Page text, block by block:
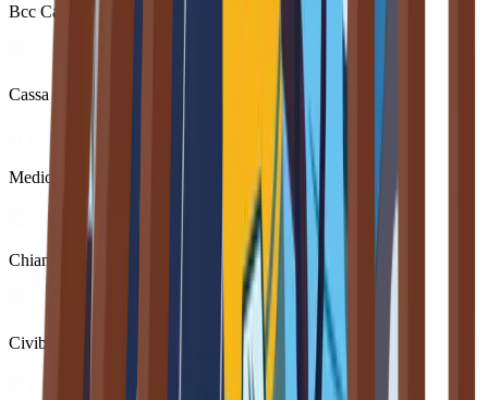
Bcc Cassa Rurale ed Artigianale Rivarolo Mantovano
Cassa di Risparmio di Orvieto
Mediobanca Premier - Ex CheBAnca!
Chianti Banca
Civibank